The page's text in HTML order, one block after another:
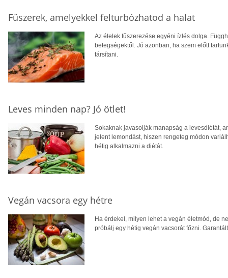
Fűszerek, amelyekkel felturbózhatod a halat
Az ételek fűszerezése egyéni ízlés dolga.
betegségektől. Jó azonban, ha szem előtt
társítani.
Leves minden nap? Jó ötlet!
Sokaknak javasolják manapság a levesdiétát,
jelent lemondást, hiszen rengeteg módon
hétig alkalmazni a diétát.
Vegán vacsora egy hétre
Ha érdekel, milyen lehet a vegán életmód, de
próbálj egy hétig vegán vacsorát főzni.